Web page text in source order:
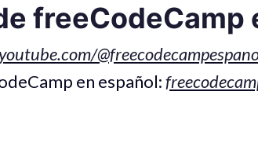
freeCodeCamp
youtube.com/
en español: